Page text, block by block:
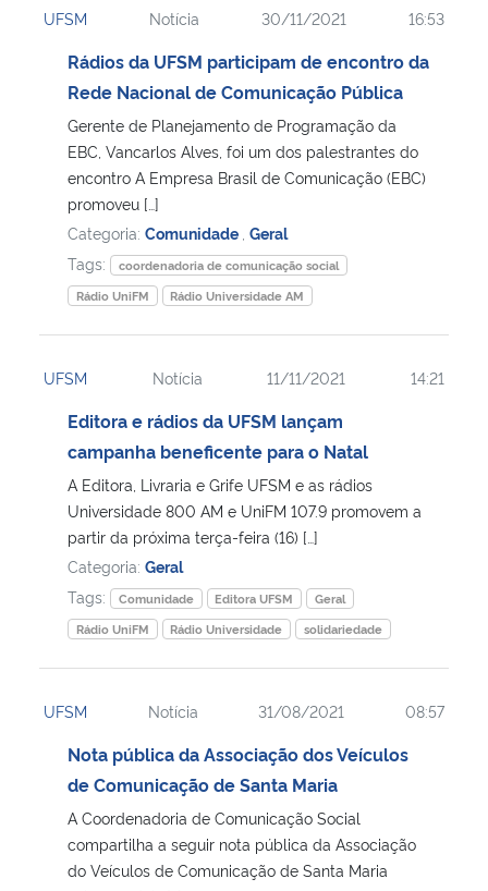
Ministério da Cidadania
Ministério de Minas e Energia
Ministério da Ciência, Tecnologia, Inovações e Comunicações
Ministério do Meio Ambiente
Ministério do Turismo
Controladoria-Geral da União
Ministério da Mulher, da Família e dos Direitos Humanos
Secretaria-Geral
Secretaria de Governo
Advocacia-Geral da União
Banco Central do Brasil
UFSM Notícia 30/11/2021 16:53
Rádios da UFSM participam de encontro da
Rede Nacional de Comunicação Pública
Gerente de Planejamento de Programação da
EBC, Vancarlos Alves, foi um dos palestrantes do
encontro A Empresa Brasil de Comunicação (EBC)
promoveu […]
Categoria: Comunidade Geral
Tags:
coordenadoria de comunicação social
Rádio UniFM
Rádio Universidade AM
UFSM Notícia 11/11/2021 14:21
Editora e rádios da UFSM lançam
campanha beneficente para o Natal
A Editora, Livraria e Grife UFSM e as rádios
Universidade 800 AM e UniFM 107.9 promovem a
partir da próxima terça-feira (16) […]
Categoria: Geral
Tags:
Comunidade Editora UFSM
Geral
Rádio UniFM
Rádio Universidade solidariedade
UFSM Notícia 31/08/2021 08:57
Nota pública da Associação dos Veículos
de Comunicação de Santa Maria
A Coordenadoria de Comunicação Social
compartilha a seguir nota pública da Associação
do Veículos de Comunicação de Santa Maria